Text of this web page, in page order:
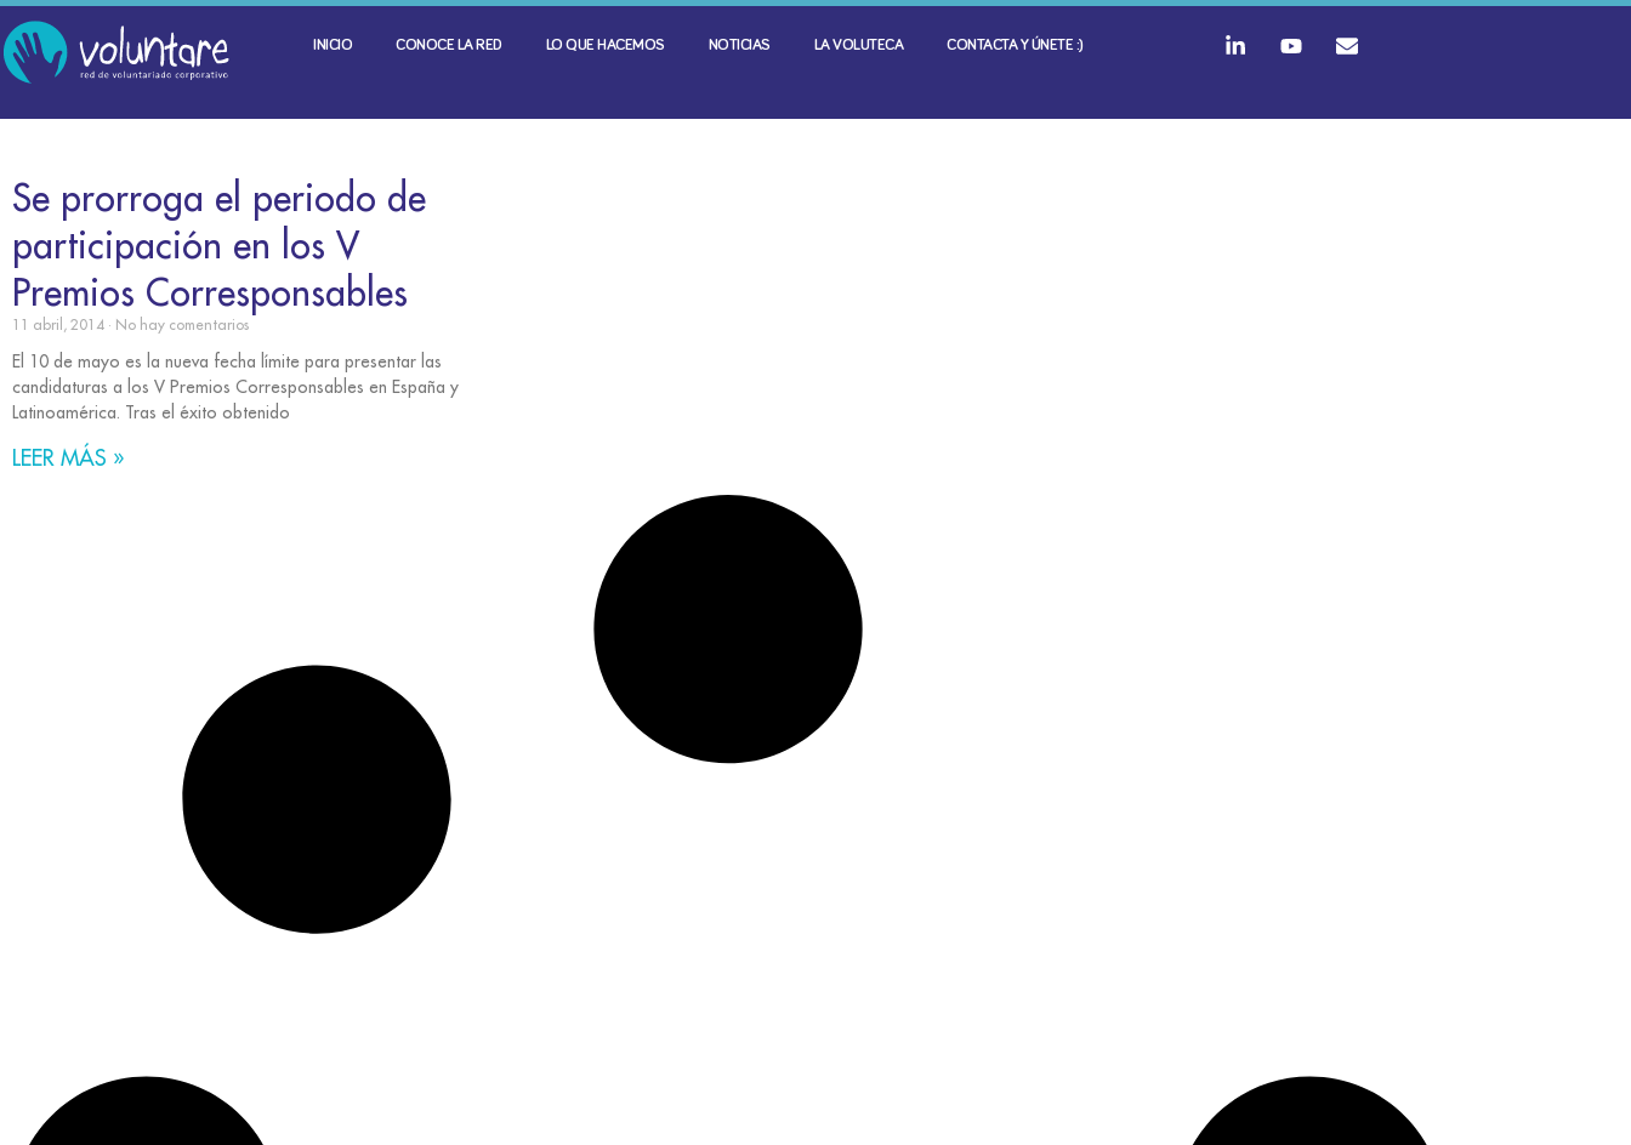
INICIO CONOCE LA RED LO QUE HACEMOS NOTICIAS LA VOLUTECA CONTACTA Y ÚNETE :)
Se prorroga el periodo de
participación en los V
Premios Corresponsables
11 abril, 2014 No hay comentarios
El 10 de mayo es la nueva fecha límite para presentar las
candidaturas a los V Premios Corresponsables en España y
Latinoamérica. Tras el éxito obtenido
LEER MÁS »